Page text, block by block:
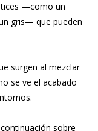
—como un
gris— que pueden
surgen al mezclar
se ve el acabado
sobre